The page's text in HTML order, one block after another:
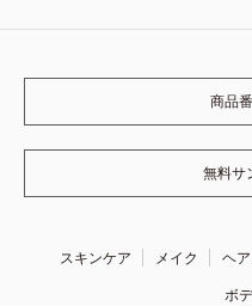
商品
無料サ
スキンケア メイク ヘ
ボ